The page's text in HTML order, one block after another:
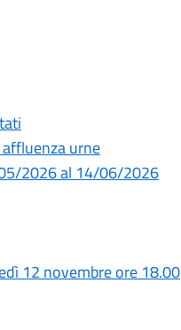
urne
2026 al 14/06/2026
12 novembre ore 18.00